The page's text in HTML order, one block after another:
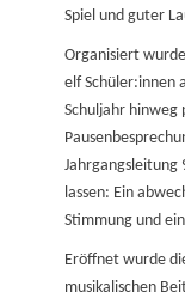
Spiel und guter
Organisiert
elf Schüler:innen
Schuljahr hinweg
Jahrgangsleitung
lassen: Ein
Stimmung und
Eröffnet wurde
musikalischen